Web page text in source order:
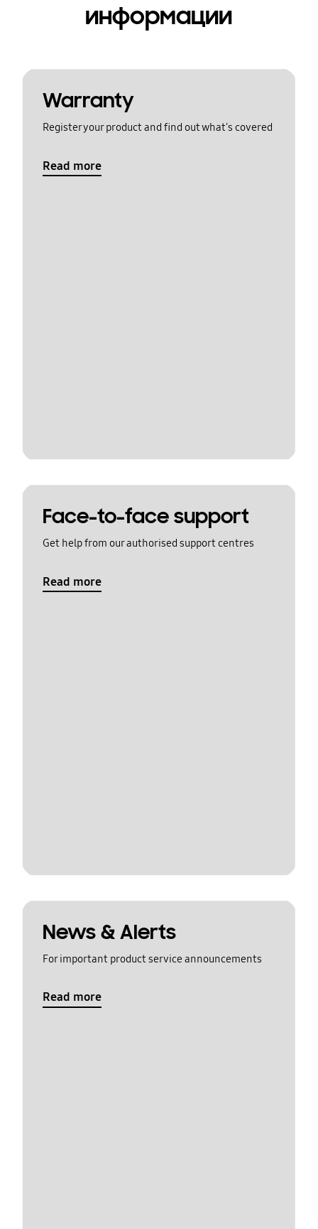
информации
Warranty
Register your product and find out what's covered
Read more
Face-to-face support
Get help from our authorised support centres
Read more
News & Alerts
For important product service announcements
Read more